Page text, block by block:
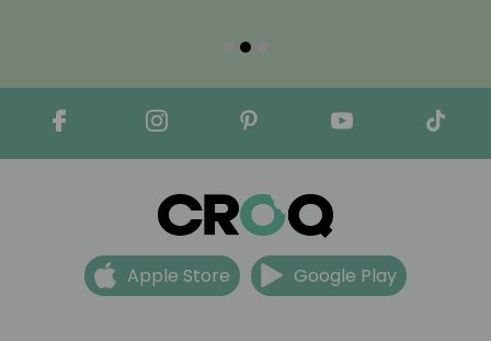
Apple Store Google Play